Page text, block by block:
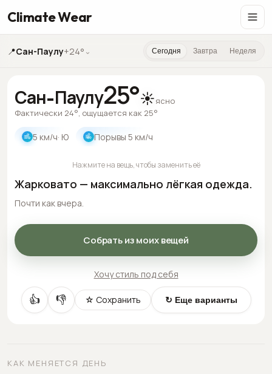
Climate Wear
📍Сан-Паулу+24° ⌄ Сегодня Завтра Неделя
Сан-Паулу25°☀️ясно
Фактически 24°, ощущается как 25°
5 км/ч· Ю Порывы 5 км/ч
Жарковато — максимально лёгкая одежда.
Почти как вчера.
Собрать из моих вещей
Хочу стиль под себя
Нажмите на вещь, чтобы заменить её
👍 👎 ☆ Сохранить ↻ Еще варианты
КАК МЕНЯЕТСЯ ДЕНЬ